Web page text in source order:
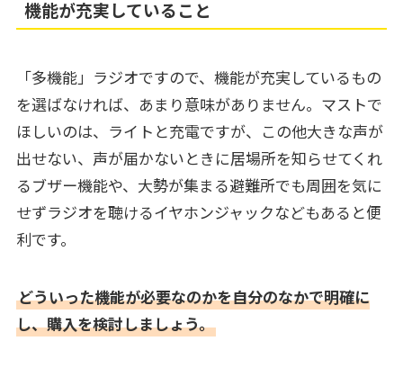
機能が充実していること
「多機能」ラジオですので、機能が充実しているもの
を選ばなければ、あまり意味がありません。マストで
ほしいのは、ライトと充電ですが、この他大きな声が
出せない、声が届かないときに居場所を知らせてくれ
るブザー機能や、大勢が集まる避難所でも周囲を気に
せずラジオを聴けるイヤホンジャックなどもあると便
利です。
どういった機能が必要なのかを自分のなかで明確に
し、購入を検討しましょう。